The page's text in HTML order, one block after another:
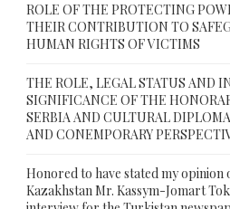
ROLE OF THE PROTECTING
THEIR CONTRIBUTION TO
HUMAN RIGHTS OF VICTIMS
THE ROLE, LEGAL STATUS AND
SIGNIFICANCE OF THE
SERBIA AND CULTURAL
AND CONEMPORARY
Honored to have stated my opinion
Kazakhstan Mr. Kassym-Jomart